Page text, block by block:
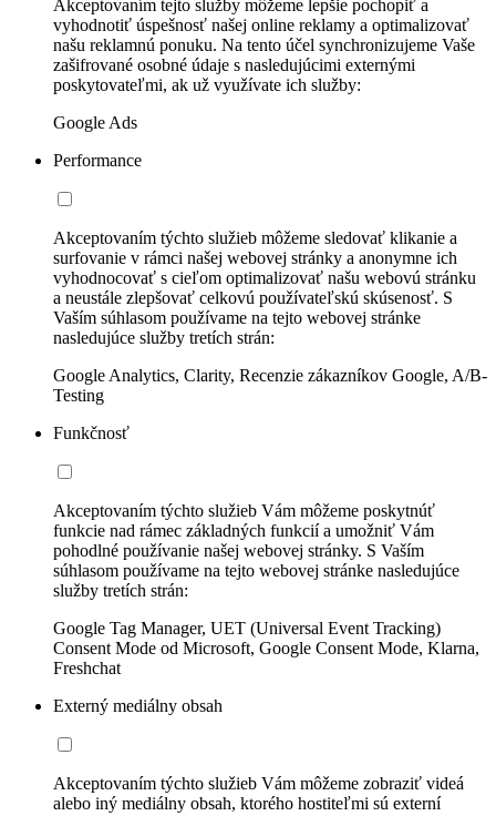
Akceptovaním tejto služby môžeme lepšie pochopiť a
vyhodnotiť úspešnosť našej online reklamy a optimalizovať
našu reklamnú ponuku. Na tento účel synchronizujeme Vaše
zašifrované osobné údaje s nasledujúcimi externými
poskytovateľmi, ak už využívate ich služby:
Google Ads
Performance
Akceptovaním týchto služieb môžeme sledovať klikanie a
surfovanie v rámci našej webovej stránky a anonymne ich
vyhodnocovať s cieľom optimalizovať našu webovú stránku
a neustále zlepšovať celkovú používateľskú skúsenosť. S
Vaším súhlasom používame na tejto webovej stránke
nasledujúce služby tretích strán:
Google Analytics, Clarity, Recenzie zákazníkov Google, A/B-
Testing
Funkčnosť
Akceptovaním týchto služieb Vám môžeme poskytnúť
funkcie nad rámec základných funkcií a umožniť Vám
pohodlné používanie našej webovej stránky. S Vaším
súhlasom používame na tejto webovej stránke nasledujúce
služby tretích strán:
Google Tag Manager, UET (Universal Event Tracking)
Consent Mode od Microsoft, Google Consent Mode, Klarna,
Freshchat
Externý mediálny obsah
Akceptovaním týchto služieb Vám môžeme zobraziť videá
alebo iný mediálny obsah, ktorého hostiteľmi sú externí